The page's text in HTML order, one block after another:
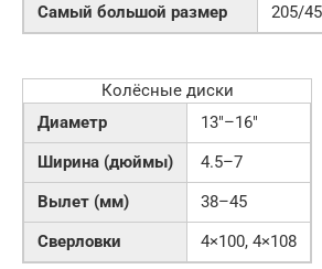
Самый большой размер
205/
Колёсные диски
Диаметр
13″–16″
Ширина (дюймы)
4.5–7
Вылет (мм)
38–45
Сверловки
4×100, 4×108